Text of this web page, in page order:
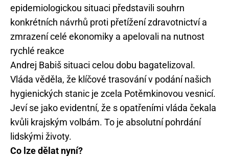
epidemiologickou situaci představili souhrn
konkrétních návrhů proti přetížení zdravotnictví a
zmrazení celé ekonomiky a apelovali na nutnost
rychlé reakce
Andrej Babiš situaci celou dobu bagatelizoval.
Vláda věděla, že klíčové trasování v podání našich
hygienických stanic je zcela Potěmkinovou vesnicí.
Jeví se jako evidentní, že s opatřeními vláda čekala
kvůli krajským volbám. To je absolutní pohrdání
lidskými životy.
Co lze dělat nyní?